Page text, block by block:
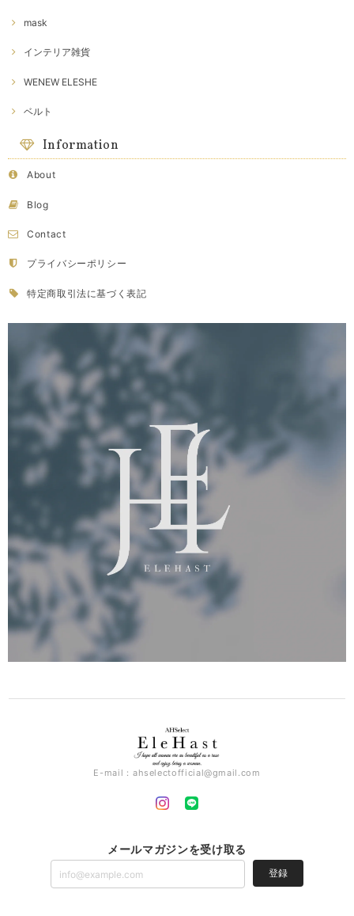
mask
インテリア雑貨
WENEW ELESHE
ベルト
Information
About
Blog
Contact
プライバシーポリシー
特定商取引法に基づく表記
E-mail： ahselectofficial@gmail.com
メールマガジンを受け取る
登録